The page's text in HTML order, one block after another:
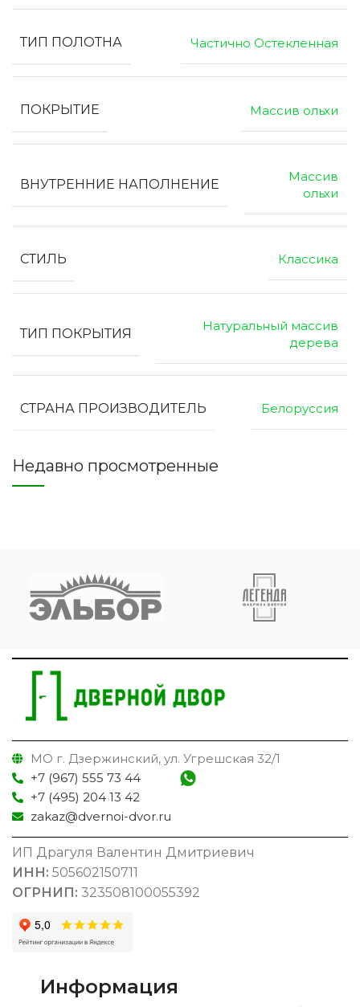
ТИП ПОЛОТНА Частично Остекленная
ПОКРЫТИЕ Массив ольхи
ВНУТРЕННИЕ НАПОЛНЕНИЕ
Массив
ольхи
СТИЛЬ Классика
ТИП ПОКРЫТИЯ
Натуральный массив
дерева
СТРАНА ПРОИЗВОДИТЕЛЬ Белоруссия
Недавно просмотренные
МО г. Дзержинский, ул. Угрешская 32/1
+7 (967) 555 73 44
+7 (495) 204 13 42
zakaz@dvernoi-dvor.ru
ИП Драгуля Валентин Дмитриевич
ИНН: 505602150711
ОГРНИП: 323508100055392
Информация